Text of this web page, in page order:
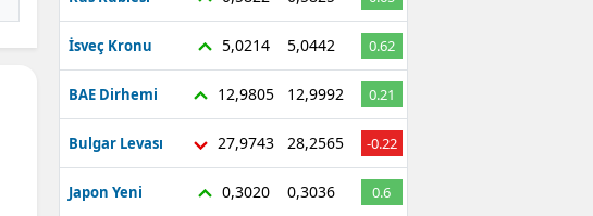
İsveç Kronu 5,0214 5,0442 0.62
BAE Dirhemi 12,9805 12,9992 0.21
Bulgar Levası 27,9743 28,2565 -0.22
Japon Yeni 0,3020 0,3036 0.6